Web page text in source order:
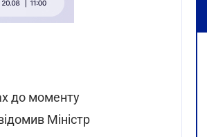
до моменту
Міністр